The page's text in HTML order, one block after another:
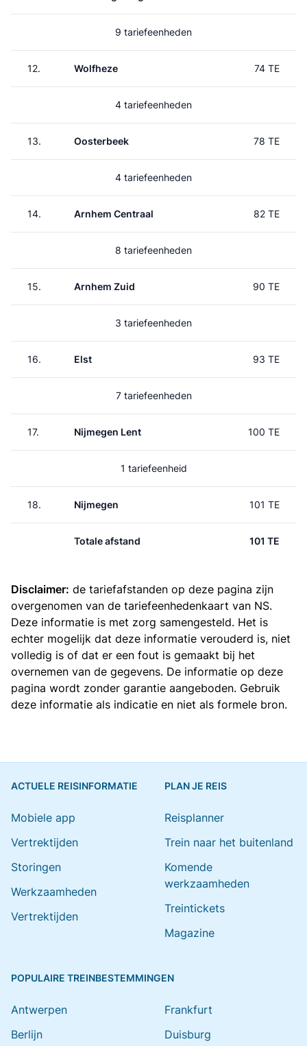
9 tariefeenheden
12. Wolfheze 74 TE
4 tariefeenheden
13. Oosterbeek 78 TE
4 tariefeenheden
14. Arnhem Centraal 82 TE
8 tariefeenheden
15. Arnhem Zuid 90 TE
3 tariefeenheden
16. Elst 93 TE
7 tariefeenheden
17. Nijmegen Lent 100 TE
1 tariefeenheid
18. Nijmegen 101 TE
Totale afstand 101 TE
Disclaimer: de tariefafstanden op deze pagina zijn
overgenomen van de tariefeenhedenkaart van NS.
Deze informatie is met zorg samengesteld. Het is
echter mogelijk dat deze informatie verouderd is, niet
volledig is of dat er een fout is gemaakt bij het
overnemen van de gegevens. De informatie op deze
pagina wordt zonder garantie aangeboden. Gebruik
deze informatie als indicatie en niet als formele bron.
ACTUELE REISINFORMATIE
Mobiele app
Vertrektijden
Storingen
Werkzaamheden
Vertrektijden
PLAN JE REIS
Reisplanner
Trein naar het buitenland
Komende
werkzaamheden
Treintickets
Magazine
POPULAIRE TREINBESTEMMINGEN
Antwerpen
Berlijn
Frankfurt
Duisburg